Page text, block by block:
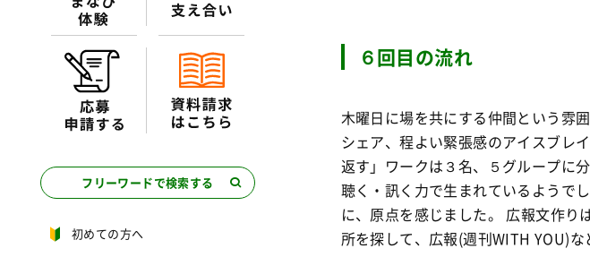
フリーワードで検索する
初めての方へ
６回目の流れ
木曜日に場を共にする仲間という雰
シェア、程よい緊張感のアイスブレ
返す」ワークは３名、５グループに
聴く・訊く力で生まれているようで
に、原点を感じました。 広報文作
所を探して、広報(週刊WITH YOU)な